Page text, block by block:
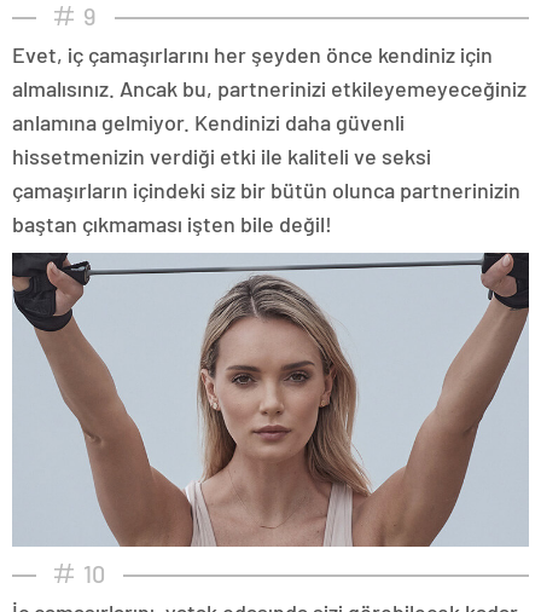
9
Evet, iç çamaşırlarını her şeyden önce kendiniz için
almalısınız. Ancak bu, partnerinizi etkileyemeyeceğiniz
anlamına gelmiyor. Kendinizi daha güvenli
hissetmenizin verdiği etki ile kaliteli ve seksi
çamaşırların içindeki siz bir bütün olunca partnerinizin
baştan çıkmaması işten bile değil!
10